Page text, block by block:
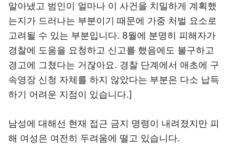
알아냈고 범인이 얼마나 이 사건을 치밀하게 계획했
는지가 드러나는 부분이기 때문에 가중 처벌 요소로
고려될 수 있는 부분입니다. 8월에 분명히 피해자가
경찰에 도움을 요청하고 신고를 했음에도 불구하고
경고에 그쳤다는 거잖아요. 경찰 단계에서 애초에 구
속영장 신청 자체를 하지 않았다는 부분은 다소 납득
하기 어려운 지점이 있습니다.]
남성에 대해선 현재 접근 금지 명령이 내려졌지만 피
해 여성은 여전히 두려움에 떨고 있습니다.